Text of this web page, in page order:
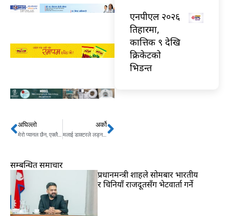
Prev
अघिल्लो
मेरो प्यानल छैन, एक्लै लड्ने हो – रावल
अर्को
मलाई डाक्टरले लड्न हुँदैन भनेका छन् – ओलीNext
एनपीएल २०२६
तिहारमा,
कात्तिक ९ देखि
क्रिकेटको
भिडन्त
सम्बन्धित समाचार
प्रधानमन्त्री शाहले सोमबार भारतीय
र चिनियाँ राजदूतसँग भेटवार्ता गर्ने